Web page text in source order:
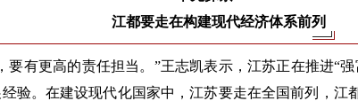
江都要走在构建现代经济体系前列
要有更高的责任担当。”王志凯表示，江苏正在推进“
验。在建设现代化国家中，江苏要走在全国前列，江